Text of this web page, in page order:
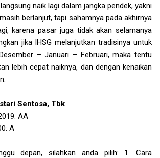
naik lagi dalam jangka pendek, yakni
berlanjut, tapi sahamnya pada akhirnya
karena pasar juga tidak akan selamanya
jika IHSG melanjutkan tradisinya untuk
– Januari – Februari, maka tentu
lebih cepat naiknya, dan dengan kenaikan
Sentosa, Tbk
AA
A
depan, silahkan anda pilih: 1. Cara